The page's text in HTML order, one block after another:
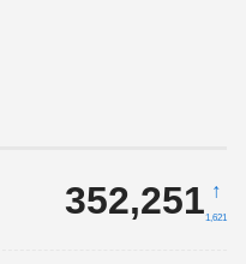
352,251 ↑
1,621